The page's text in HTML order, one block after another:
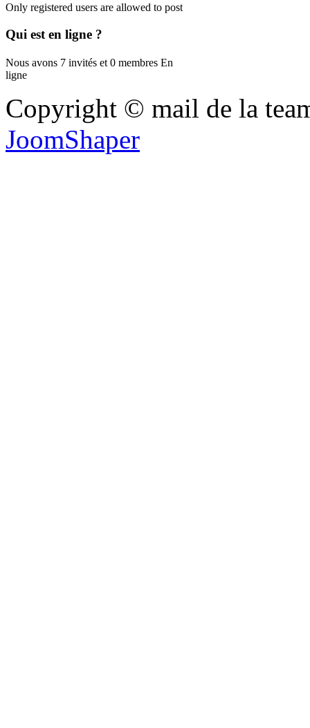
Only registered users are allowed to post
Qui est en ligne ?
Nous avons 7 invités et 0 membres En
ligne
Copyright © mail de la
JoomShaper